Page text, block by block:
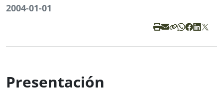
2004-01-01
Presentación